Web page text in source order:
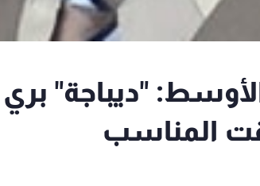
"ديباجة"
المناسب